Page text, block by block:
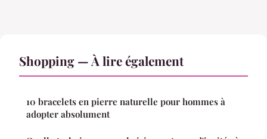
Shopping — À lire également
10 bracelets en pierre naturelle pour hommes à
adopter absolument